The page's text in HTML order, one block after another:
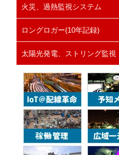
火災、過熱監視システム
ロングロガー(10年記録)
太陽光発電、ストリング監視